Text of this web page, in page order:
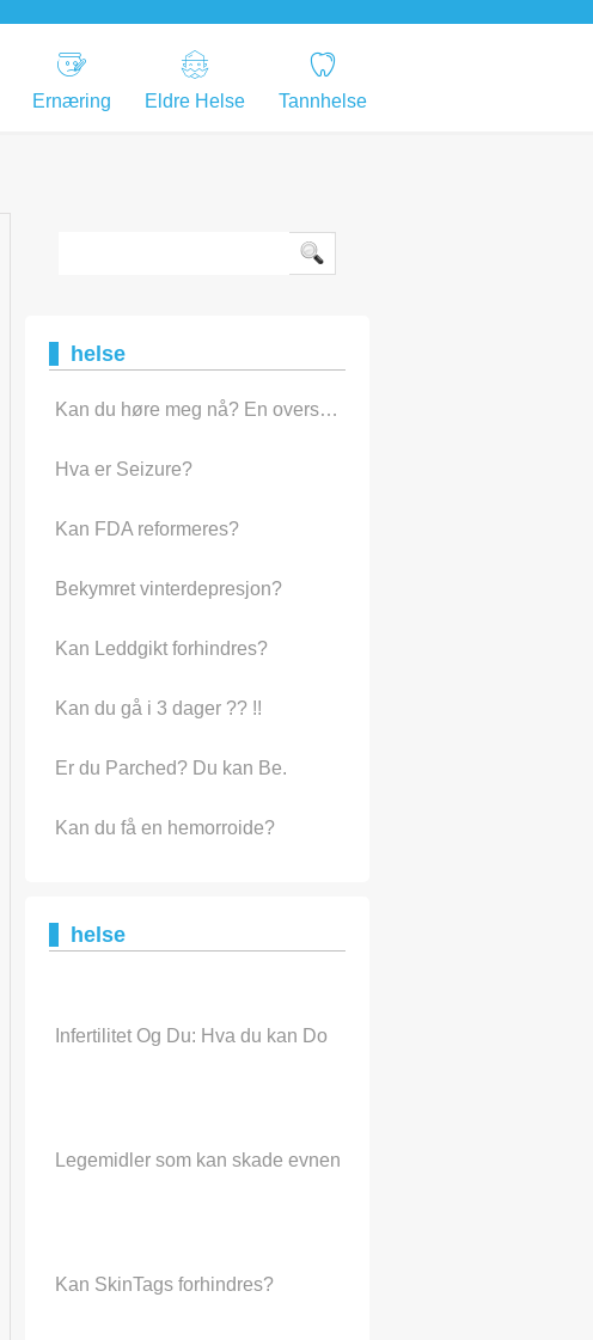
Ernæring Eldre Helse Tannhelse
helse
Kan du høre meg nå? En oversikt over Høreapparat Styles
Hva er Seizure?
Kan FDA reformeres?
Bekymret vinterdepresjon?
Kan Leddgikt forhindres?
Kan du gå i 3 dager ?? !!
Er du Parched? Du kan Be.
Kan du få en hemorroide?
helse
Infertilitet Og Du: Hva du kan Do
Legemidler som kan skade evnen til å høre permanent?
Kan SkinTags forhindres?